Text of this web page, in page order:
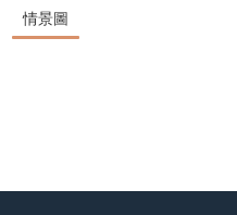
情景圖